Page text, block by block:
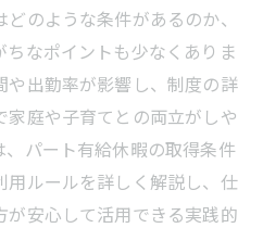
のような条件があるのか、
なポイントも少なくありま
出勤率が影響し、制度の詳
庭や子育てとの両立がしや
パート有給休暇の取得条件
用ルールを詳しく解説し、仕
安心して活用できる実践的